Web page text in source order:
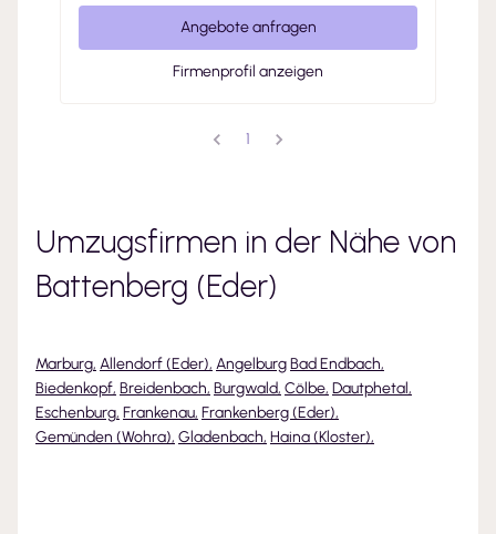
Angebote anfragen
Firmenprofil anzeigen
1
Umzugsfirmen in der Nähe von
Battenberg (Eder)
Marburg, Allendorf (Eder), AngelburgBad Endbach,
Biedenkopf, Breidenbach, Burgwald, Cölbe, Dautphetal,
Eschenburg, Frankenau, Frankenberg (Eder),
Gemünden (Wohra), Gladenbach, Haina (Kloster),